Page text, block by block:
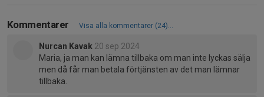
Kommentarer Visa alla kommentarer (24)...
Nurcan Kavak 20 sep 2024
Maria, ja man kan lämna tillbaka om man inte lyckas sälja
men då får man betala förtjänsten av det man lämnar
tillbaka.